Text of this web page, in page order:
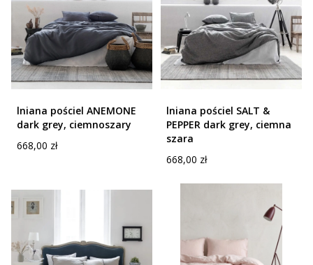
lniana pościel ANEMONE
dark grey, ciemnoszary
Cena
668,00 zł
lniana pościel SALT &
PEPPER dark grey, ciemna
szara
Cena
668,00 zł